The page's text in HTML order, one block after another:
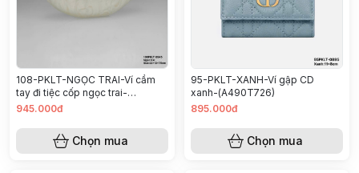
108-PKLT-NGỌC TRAI-Ví cầm
tay đi tiệc cốp ngọc trai-
(SIZE22x12x7,5CM355T826)
945.000đ
Chọn mua
95-PKLT-XANH-Ví gập CD
xanh-(A490T726)
895.000đ
Chọn mua